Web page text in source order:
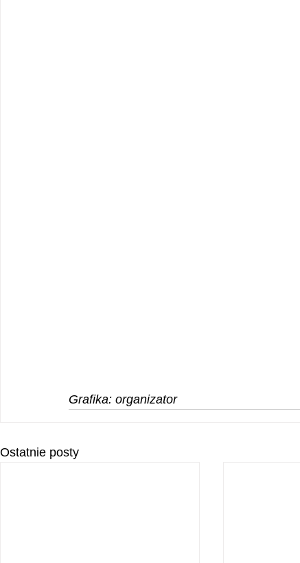
Grafika: organizator
Ostatnie posty